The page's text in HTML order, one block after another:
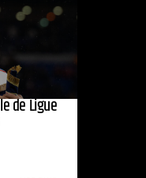
de Ligue